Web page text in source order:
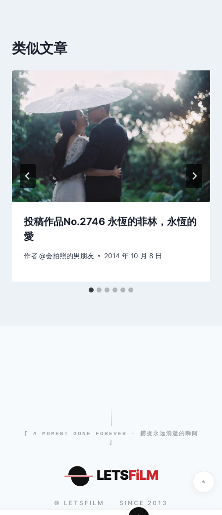
类似文章
投稿作品No.2746 永恆的菲林，永恆的
愛
作者@会拍照的男朋友 2014 年 10 月 8 日
[ A MOMENT GONE FOREVER · 捕捉永远消逝的瞬间
]
LETSFiLM
© LETSFILM SINCE 2013